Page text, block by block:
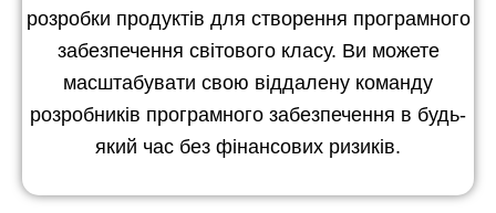
розробки продуктів для створення програмного
забезпечення світового класу. Ви можете
масштабувати свою віддалену команду
розробників програмного забезпечення в будь-
який час без фінансових ризиків.